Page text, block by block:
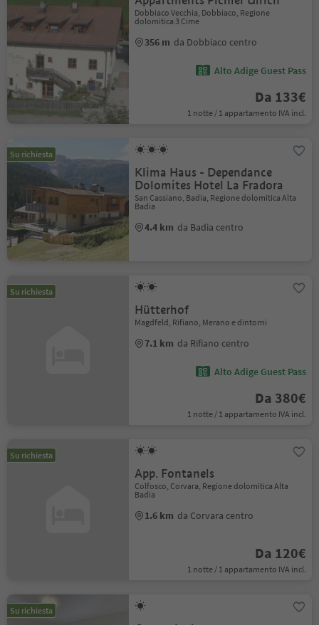
Dobbiaco Vecchia, Dobbiaco, Regione
dolomitica 3 Cime
356 m da Dobbiaco centro
Alto Adige Guest Pass
Da 133€
1 notte / 1 appartamento IVA incl.
Su richiesta
Klima Haus - Dependance
Dolomites Hotel La Fradora
San Cassiano, Badia, Regione dolomitica Alta
Badia
4.4 km da Badia centro
Su richiesta
Hütterhof
Magdfeld, Rifiano, Merano e dintorni
7.1 km da Rifiano centro
Alto Adige Guest Pass
Da 380€
1 notte / 1 appartamento IVA incl.
Su richiesta
App. Fontanels
Colfosco, Corvara, Regione dolomitica Alta
Badia
1.6 km da Corvara centro
Da 120€
1 notte / 1 appartamento IVA incl.
Su richiesta